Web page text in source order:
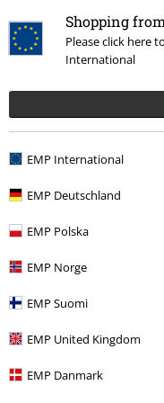
Shopping
Please click here
International
EMP International
EMP Deutschland
EMP Polska
EMP Norge
EMP Suomi
EMP United Kingdom
EMP Danmark
Laatst bezocht
vanaf€ 32,99